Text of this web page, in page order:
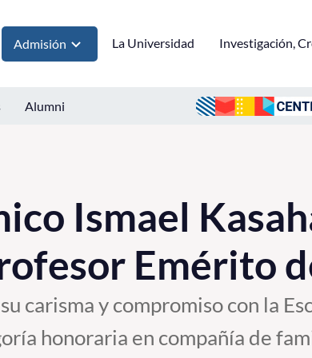
Admisión La Universidad Investigación,
Alumni
Ismael
Emérito
carisma y compromiso con la
honoraria en compañía de